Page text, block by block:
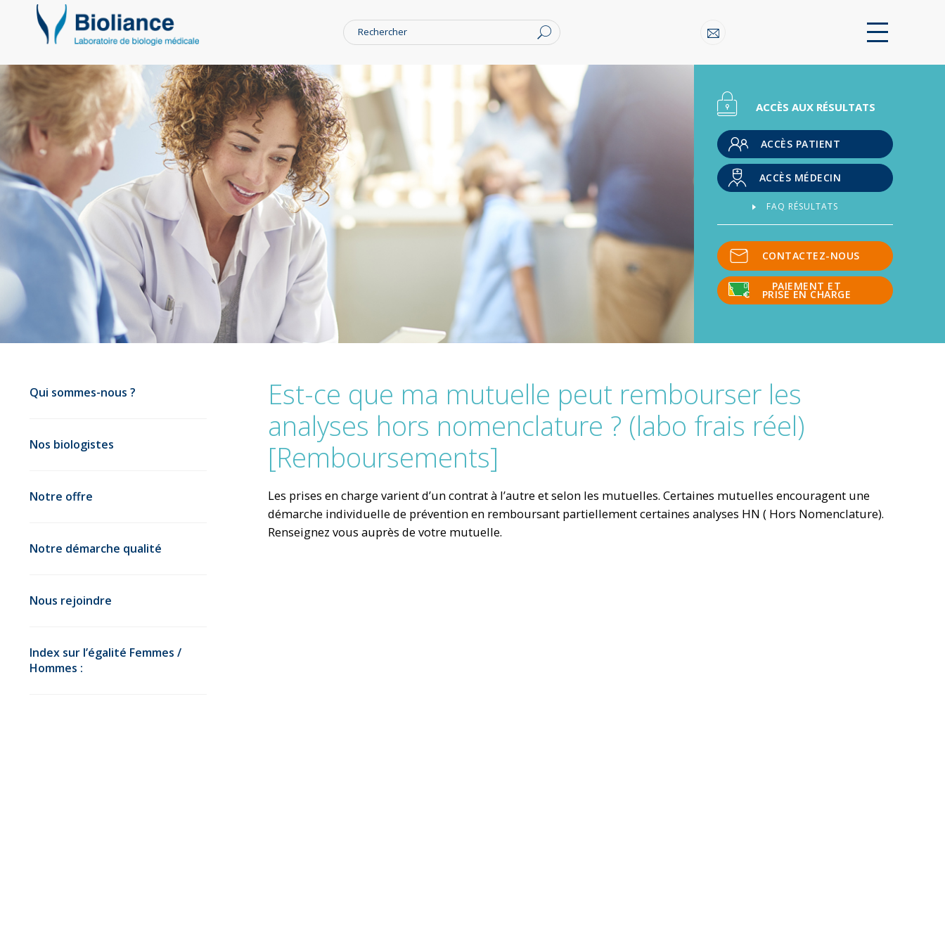
Nantes
région
nantaise
ACCÈS AUX RÉSULTATS
ACCÈS PATIENT
ACCÈS MÉDECIN
FAQ RÉSULTATS
CONTACTEZ-NOUS
PAIEMENT ET
PRISE EN CHARGE
Qui sommes-nous ?
Nos biologistes
Notre offre
Notre démarche qualité
Nous rejoindre
Index sur l’égalité Femmes /
Hommes :
Est-ce que ma mutuelle peut rembourser les
analyses hors nomenclature ? (labo frais réel)
[Remboursements]
Les prises en charge varient d’un contrat à l’autre et selon les mutuelles. Certaines mutuelles encouragent une
démarche individuelle de prévention en remboursant partiellement certaines analyses HN ( Hors Nomenclature).
Renseignez vous auprès de votre mutuelle.